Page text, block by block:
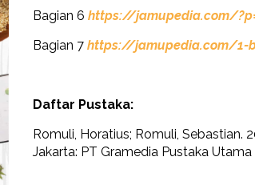
Bagian 6 https://jamupedia.com/
Bagian 7 https://jamupedia.com/1-
Daftar Pustaka:
Romuli, Horatius; Romuli, Sebastian.
Jakarta: PT Gramedia Pustaka Utama